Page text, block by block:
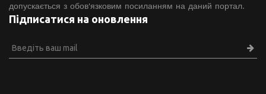
допускається з обов'язковим посиланням на даний портал.
Підписатися на оновлення